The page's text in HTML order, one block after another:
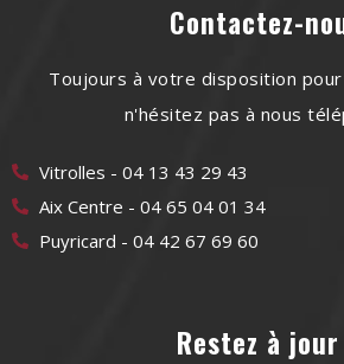
Contactez-
Toujours à votre disposition
n'hésitez pas à nous
Vitrolles - 04 13 43 29 43
Aix Centre - 04 65 04 01 34
Puyricard - 04 42 67 69 60
Restez à